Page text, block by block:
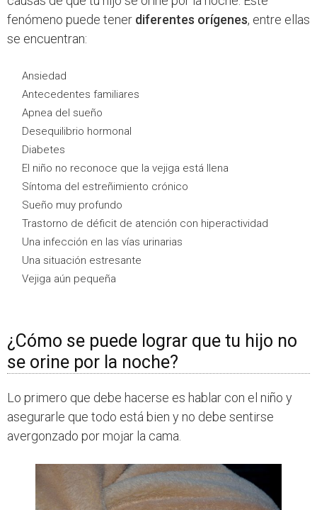
fenómeno puede tener diferentes orígenes, entre ellas
se encuentran:
Ansiedad
Antecedentes familiares
Apnea del sueño
Desequilibrio hormonal
Diabetes
El niño no reconoce que la vejiga está llena
Síntoma del estreñimiento crónico
Sueño muy profundo
Trastorno de déficit de atención con hiperactividad
Una infección en las vías urinarias
Una situación estresante
Vejiga aún pequeña
¿Cómo se puede lograr que tu hijo no
se orine por la noche?
Lo primero que debe hacerse es hablar con el niño y
asegurarle que todo está bien y no debe sentirse
avergonzado por mojar la cama.